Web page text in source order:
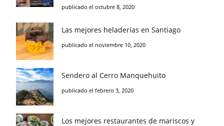
publicado el octubre 8, 2020
Las mejores heladerías en Santiago
publicado el noviembre 10, 2020
Sendero al Cerro Manquehuito
publicado el febrero 3, 2020
Los mejores restaurantes de mariscos y